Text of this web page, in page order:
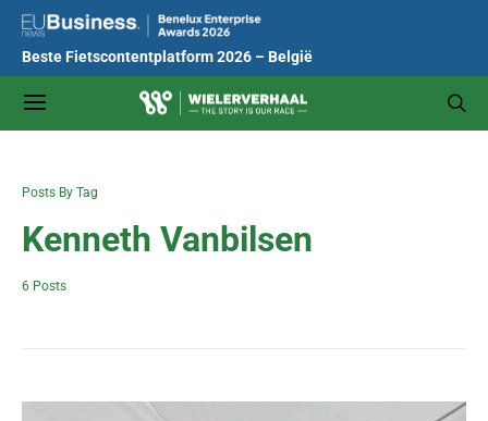
Beste Fietscontentplatform 2026 – België
Posts By Tag
Kenneth Vanbilsen
6 Posts